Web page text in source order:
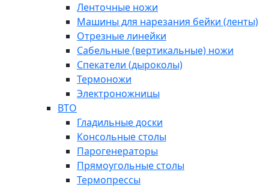
Ленточные ножи
Машины для нарезания бейки (ленты)
Отрезные линейки
Сабельные (вертикальные) ножи
Спекатели (дыроколы)
Термоножи
Электроножницы
ВТО
Гладильные доски
Консольные столы
Парогенераторы
Прямоугольные столы
Термопрессы